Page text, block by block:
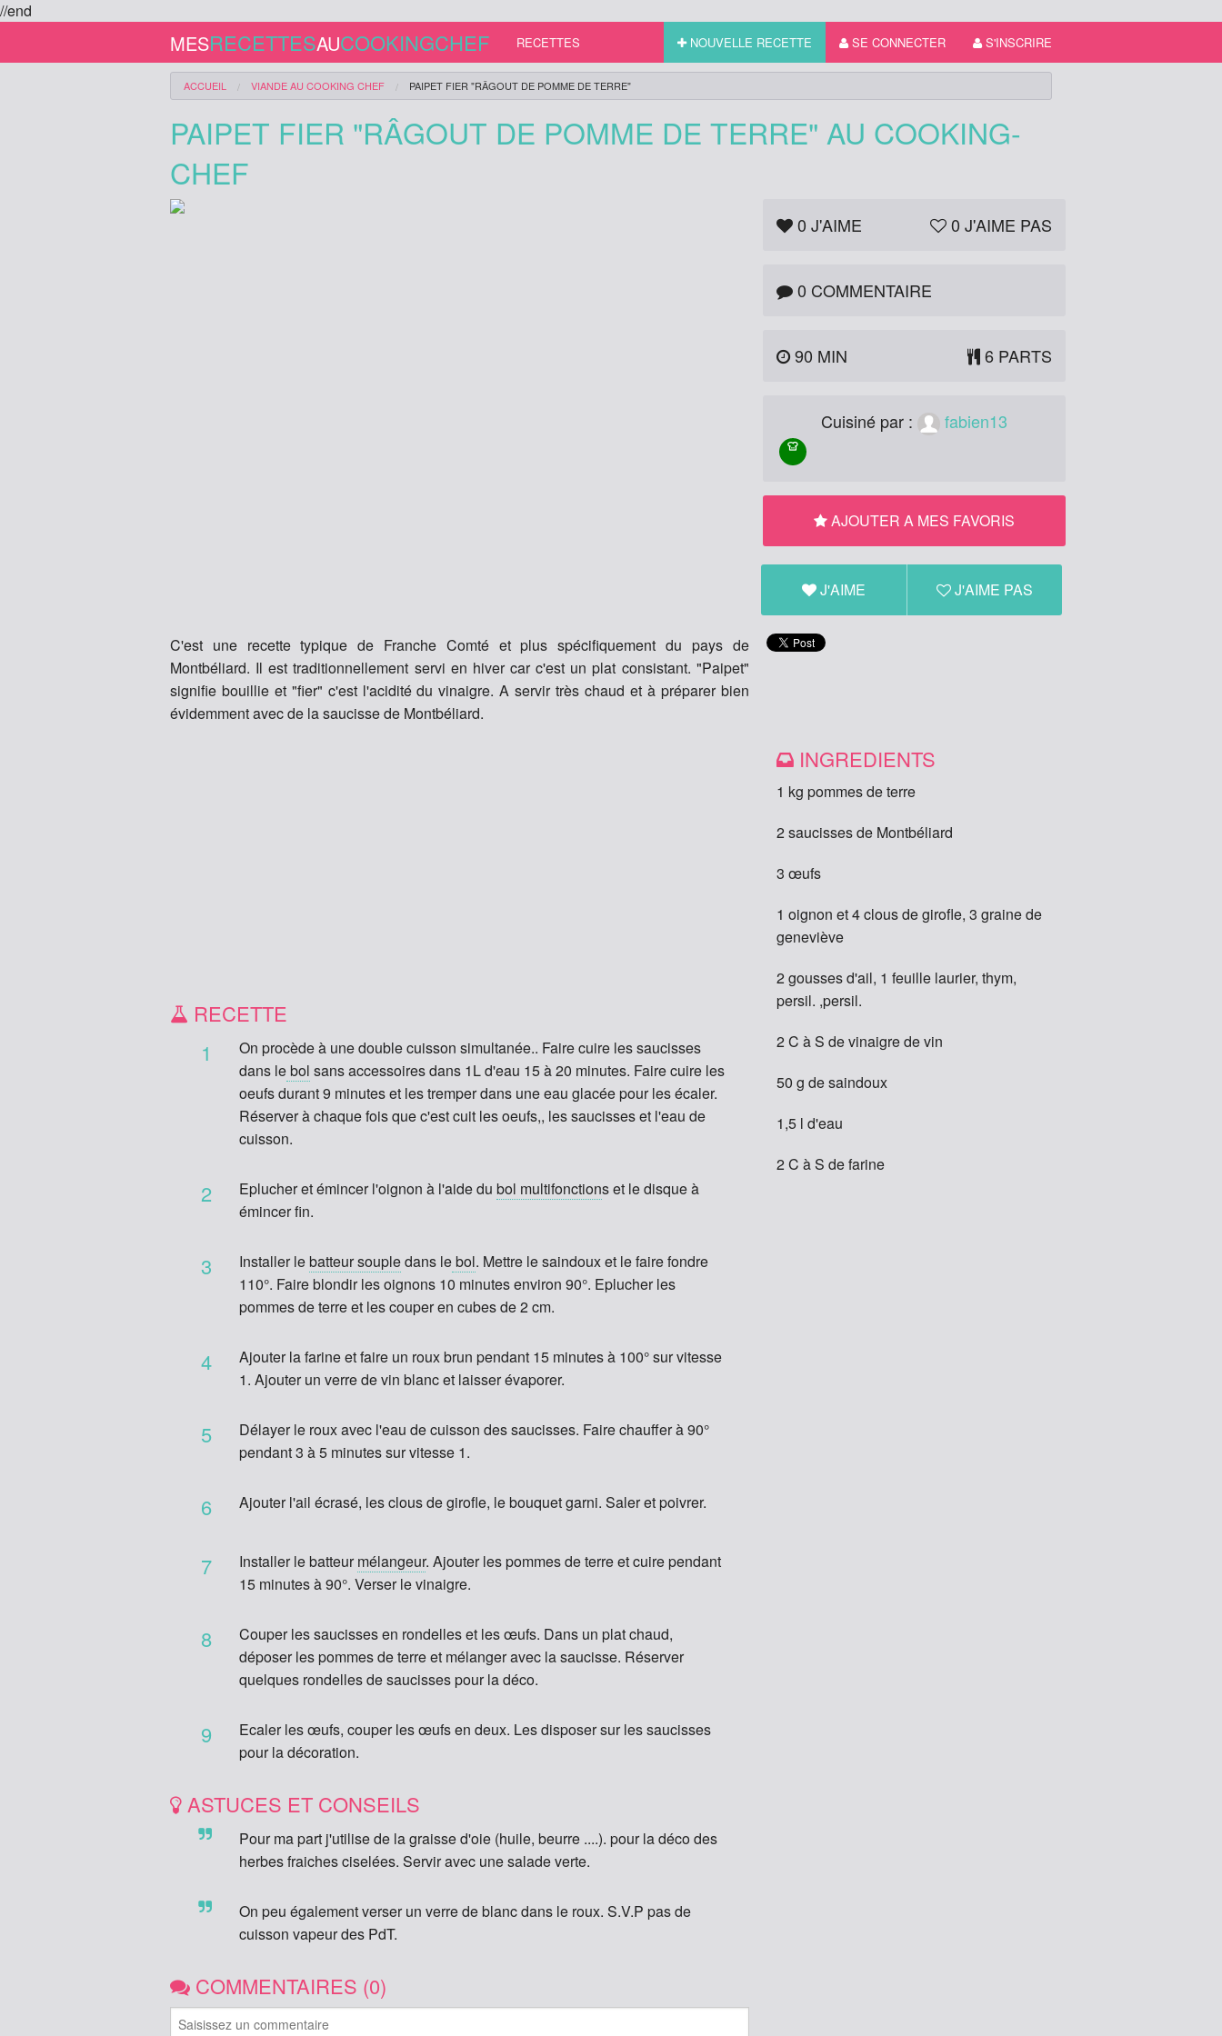
//end
MESRECETTESAUCOOKINGCHEF NOUVELLE RECETTE SE CONNECTER S'INSCRIRE
RECETTES
ACCUEIL VIANDEAU COOKING CHEF PAIPET FIER "RÂGOUT DE POMME DE TERRE"
PAIPET FIER "RÂGOUT DE POMME DE TERRE" AU COOKING-
CHEF
0 J'AIME 0 J'AIME PAS
0 COMMENTAIRE
90 MIN 6 PARTS
Cuisiné par : fabien13
AJOUTER A MES FAVORIS
J'AIME J'AIME PAS
C'est une recette typique de Franche Comté et plus spécifiquement du pays de
Montbéliard. Il est traditionnellement servi en hiver car c'est un plat consistant. "Paipet"
signifie bouillie et "fier" c'est l'acidité du vinaigre. A servir très chaud et à préparer bien
évidemment avec de la saucisse de Montbéliard.
RECETTE
1
On procède à une double cuisson simultanée.. Faire cuire les saucisses
dans lebol sans accessoires dans 1L d'eau 15 à 20 minutes. Faire cuire les
oeufs durant 9 minutes et les tremper dans une eau glacée pour les écaler.
Réserver à chaque fois que c'est cuit les oeufs,, les saucisses et l'eau de
cuisson.
2 Eplucher et émincer l'oignon à l'aide dubol multifonctions et le disque à
émincer fin.
3 Installer lebatteur soupledans lebol. Mettre le saindoux et le faire fondre
110°. Faire blondir les oignons 10 minutes environ 90°. Eplucher les
pommes de terre et les couper en cubes de 2 cm.
4
Ajouter la farine et faire un roux brun pendant 15 minutes à 100° sur vitesse
1. Ajouter un verre de vin blanc et laisser évaporer.
5
Délayer le roux avec l'eau de cuisson des saucisses. Faire chauffer à 90°
pendant 3 à 5 minutes sur vitesse 1.
6 Ajouter l'ail écrasé, les clous de girofle, le bouquet garni. Saler et poivrer.
7 Installer le batteurmélangeur. Ajouter les pommes de terre et cuire pendant
15 minutes à 90°. Verser le vinaigre.
8
Couper les saucisses en rondelles et les œufs. Dans un plat chaud,
déposer les pommes de terre et mélanger avec la saucisse. Réserver
quelques rondelles de saucisses pour la déco.
9
Ecaler les œufs, couper les œufs en deux. Les disposer sur les saucisses
pour la décoration.
ASTUCES ET CONSEILS
Pour ma part j'utilise de la graisse d'oie (huile, beurre ....). pour la déco des
herbes fraiches ciselées. Servir avec une salade verte.
On peu également verser un verre de blanc dans le roux. S.V.P pas de
cuisson vapeur des PdT.
COMMENTAIRES (0)
INGREDIENTS
1 kg pommes de terre
2 saucisses de Montbéliard
3 œufs
1 oignon et 4 clous de girofle, 3 graine de
geneviève
2 gousses d'ail, 1 feuille laurier, thym,
persil. ,persil.
2 C à S de vinaigre de vin
50 g de saindoux
1,5 l d'eau
2 C à S de farine